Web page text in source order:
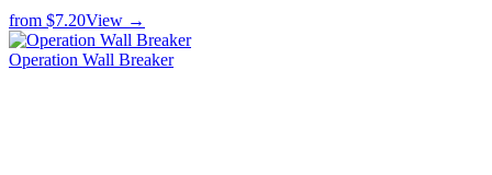
from $7.20View →
Operation Wall Breaker